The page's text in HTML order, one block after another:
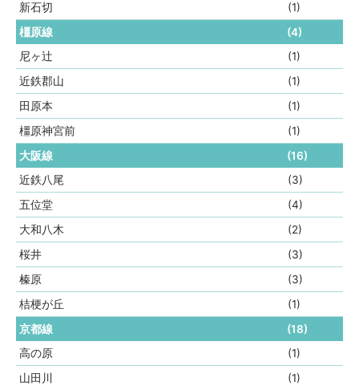
新石切
(1)
橿原線
(4)
尼ヶ辻
(1)
近鉄郡山
(1)
田原本
(1)
橿原神宮前
(1)
大阪線
(16)
近鉄八尾
(3)
五位堂
(4)
大和八木
(2)
桜井
(3)
榛原
(3)
桔梗が丘
(1)
京都線
(18)
高の原
(1)
山田川
(1)